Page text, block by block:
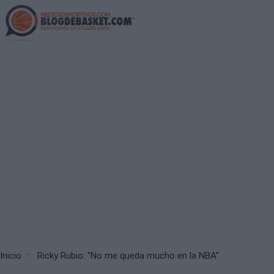
Skip
to
main
Breadcrumb
Inicio Ricky Rubio: "No me queda mucho en la NBA"